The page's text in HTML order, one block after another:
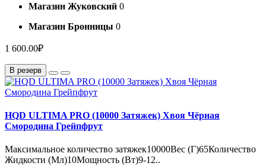
Магазин Жуковский 0
Магазин Бронницы 0
1 600.00₽
В резерв
HQD ULTIMA PRO (10000 Затяжек) Хвоя Чёрная
Смородина Грейпфрут
Максимальное количество затяжек10000Вес (Г)65Количество
Жидкости (Мл)10Мощность (Вт)9-12..